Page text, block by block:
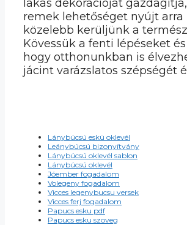
lakás dekorációját
remek lehetőséget nyújt arra
közelebb kerüljünk a
Kövessük a fenti lépéseket
hogy otthonunkban is
jácint varázslatos szépségét
Lánybúcsú eskü oklevél
Leánybúcsú bizonyítvány
Lánybúcsú oklevél sablon
Lánybúcsú oklevél
Jóember fogadalom
Volegeny fogadalom
Vicces legenybucsu versek
Vicces ferj fogadalom
Papucs esku pdf
Papucs esku szoveg